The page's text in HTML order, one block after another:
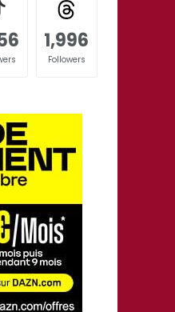
1,996
Followers